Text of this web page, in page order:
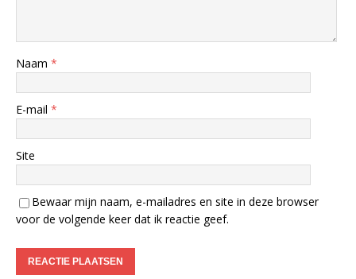
Naam *
E-mail *
Site
Bewaar mijn naam, e-mailadres en site in deze browser
voor de volgende keer dat ik reactie geef.